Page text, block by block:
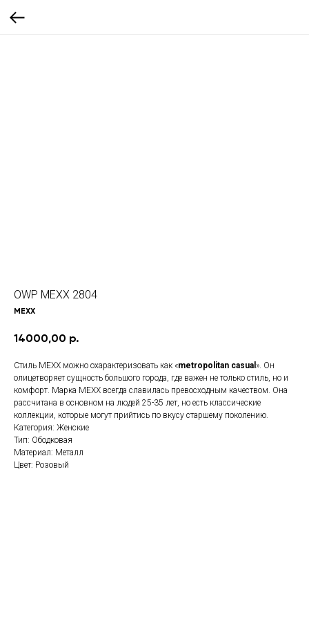
OWP MEXX 2804
MEXX
14000,00 р.
Стиль MEXX можно охарактеризовать как «metropolitan casual ». Он
олицетворяет сущность большого города, где важен не только стиль, но и
комфорт. Марка MEXX всегда славилась превосходным качеством. Она
рассчитана в основном на людей 25-35 лет, но есть классические
коллекции, которые могут прийтись по вкусу старшему поколению.
Категория: Женские
Тип: Ободковая
Материал: Металл
Цвет: Розовый